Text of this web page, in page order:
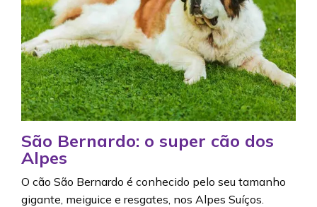
São Bernardo: o super cão dos
Alpes
O cão São Bernardo é conhecido pelo seu tamanho
gigante, meiguice e resgates, nos Alpes Suíços.